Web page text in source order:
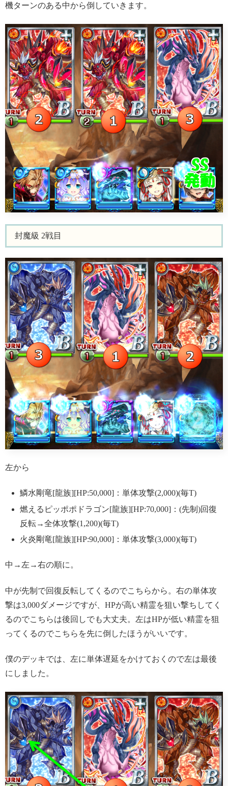
機ターンのある中から倒していきます。
封魔級 2戦目
左から
鱗水剛竜[龍族][HP:50,000]：単体攻撃(2,000)(毎T)
燃えるピッポポドラゴン[龍族][HP:70,000]：(先制)回復
反転→全体攻撃(1,200)(毎T)
火炎剛竜[龍族][HP:90,000]：単体攻撃(3,000)(毎T)
中→左→右の順に。
中が先制で回復反転してくるのでこちらから。右の単体攻
撃は3,000ダメージですが、HPが高い精霊を狙い撃ちしてく
るのでこちらは後回しでも大丈夫。左はHPが低い精霊を狙
ってくるのでこちらを先に倒したほうがいいです。
僕のデッキでは、左に単体遅延をかけておくので左は最後
にしました。